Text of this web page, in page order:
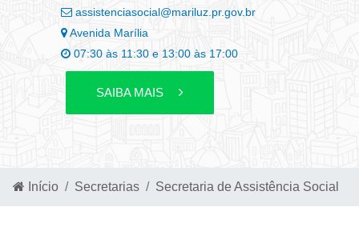
assistenciasocial@mariluz.pr.gov.br
Avenida Marília
07:30 às 11:30 e 13:00 às 17:00
SAIBA MAIS
Início Secretarias Secretaria de Assistência Social